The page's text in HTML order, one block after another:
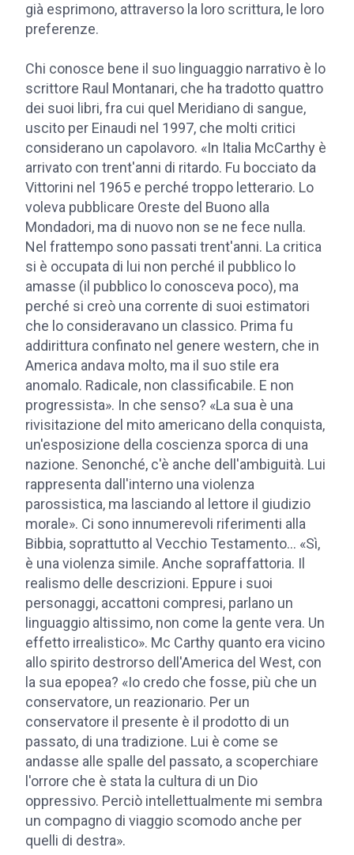
già esprimono, attraverso la loro scrittura, le loro
preferenze.
Chi conosce bene il suo linguaggio narrativo è lo
scrittore Raul Montanari, che ha tradotto quattro
dei suoi libri, fra cui quel Meridiano di sangue,
uscito per Einaudi nel 1997, che molti critici
considerano un capolavoro. «In Italia McCarthy è
arrivato con trent'anni di ritardo. Fu bocciato da
Vittorini nel 1965 e perché troppo letterario. Lo
voleva pubblicare Oreste del Buono alla
Mondadori, ma di nuovo non se ne fece nulla.
Nel frattempo sono passati trent'anni. La critica
si è occupata di lui non perché il pubblico lo
amasse (il pubblico lo conosceva poco), ma
perché si creò una corrente di suoi estimatori
che lo consideravano un classico. Prima fu
addirittura confinato nel genere western, che in
America andava molto, ma il suo stile era
anomalo. Radicale, non classificabile. E non
progressista». In che senso? «La sua è una
rivisitazione del mito americano della conquista,
un'esposizione della coscienza sporca di una
nazione. Senonché, c'è anche dell'ambiguità. Lui
rappresenta dall'interno una violenza
parossistica, ma lasciando al lettore il giudizio
morale». Ci sono innumerevoli riferimenti alla
Bibbia, soprattutto al Vecchio Testamento... «Sì,
è una violenza simile. Anche sopraffattoria. Il
realismo delle descrizioni. Eppure i suoi
personaggi, accattoni compresi, parlano un
linguaggio altissimo, non come la gente vera. Un
effetto irrealistico». Mc Carthy quanto era vicino
allo spirito destrorso dell'America del West, con
la sua epopea? «Io credo che fosse, più che un
conservatore, un reazionario. Per un
conservatore il presente è il prodotto di un
passato, di una tradizione. Lui è come se
andasse alle spalle del passato, a scoperchiare
l'orrore che è stata la cultura di un Dio
oppressivo. Perciò intellettualmente mi sembra
un compagno di viaggio scomodo anche per
quelli di destra».